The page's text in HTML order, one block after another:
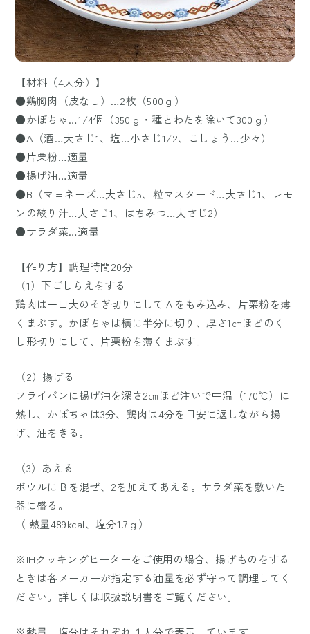
【材料（4人分）】
●鶏胸肉（皮なし）…2枚（500ｇ）
●かぼちゃ…1/4個（350ｇ・種とわたを除いて300ｇ）
●A（酒…大さじ1、塩…小さじ1/2、こしょう…少々）
●片栗粉…適量
●揚げ油…適量
●B（マヨネーズ…大さじ5、粒マスタード…大さじ1、レモ
ンの絞り汁…大さじ1、はちみつ…大さじ2）
●サラダ菜…適量
【作り方】調理時間20分
（1）下ごしらえをする
鶏肉は一口大のそぎ切りにしてＡをもみ込み、片栗粉を薄
くまぶす。かぼちゃは横に半分に切り、厚さ1㎝ほどのく
し形切りにして、片栗粉を薄くまぶす。
（2）揚げる
フライパンに揚げ油を深さ2㎝ほど注いで中温（170℃）に
熱し、かぼちゃは3分、鶏肉は4分を目安に返しながら揚
げ、油をきる。
（3）あえる
ボウルにＢを混ぜ、2を加えてあえる。サラダ菜を敷いた
器に盛る。
（ 熱量489kcal、塩分1.7ｇ）
※IHクッキングヒーターをご使用の場合、揚げものをする
ときは各メーカーが指定する油量を必ず守って調理してく
ださい。詳しくは取扱説明書をご覧ください。